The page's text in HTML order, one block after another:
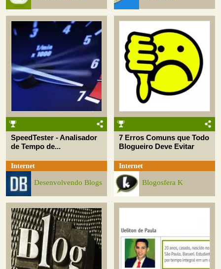
SpeedTester - Analisador
de Tempo de...
Internet
Desenvolvendo Blogs
7 Erros Comuns que Todo
Blogueiro Deve Evitar
Internet
Blogosfera K